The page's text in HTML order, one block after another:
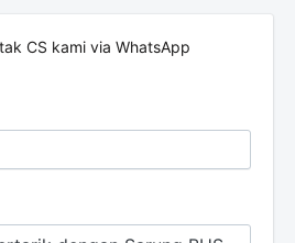
CS kami via WhatsApp